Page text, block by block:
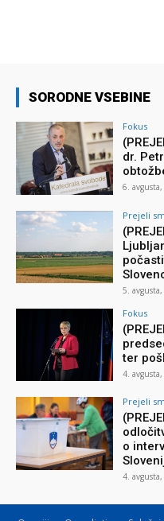
SORODNE VSEBINE
Fokus
dr.
6.
Prejeli
5.
Fokus
ter
4.
Prejeli
o
4.